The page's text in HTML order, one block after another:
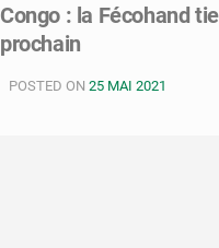
de
handball
les
Congo : la Fécohand
prochain
POSTED ON 25 MAI 2021